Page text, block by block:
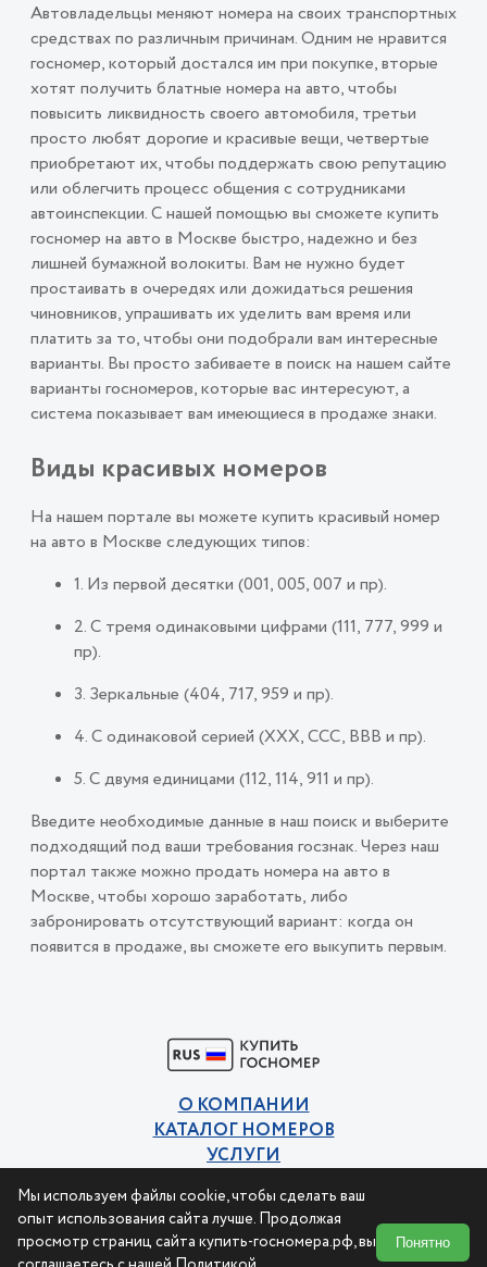
Автовладельцы меняют номера на своих транспортных
средствах по различным причинам. Одним не нравится
госномер, который достался им при покупке, вторые
хотят получить блатные номера на авто, чтобы
повысить ликвидность своего автомобиля, третьи
просто любят дорогие и красивые вещи, четвертые
приобретают их, чтобы поддержать свою репутацию
или облегчить процесс общения с сотрудниками
автоинспекции. С нашей помощью вы сможете купить
госномер на авто в Москве быстро, надежно и без
лишней бумажной волокиты. Вам не нужно будет
простаивать в очередях или дожидаться решения
чиновников, упрашивать их уделить вам время или
платить за то, чтобы они подобрали вам интересные
варианты. Вы просто забиваете в поиск на нашем сайте
варианты госномеров, которые вас интересуют, а
система показывает вам имеющиеся в продаже знаки.
Виды красивых номеров
На нашем портале вы можете купить красивый номер
на авто в Москве следующих типов:
1. Из первой десятки (001, 005, 007 и пр).
2. С тремя одинаковыми цифрами (111, 777, 999 и
пр).
3. Зеркальные (404, 717, 959 и пр).
4. С одинаковой серией (ХХХ, ССС, ВВВ и пр).
5. С двумя единицами (112, 114, 911 и пр).
Введите необходимые данные в наш поиск и выберите
подходящий под ваши требования госзнак. Через наш
портал также можно продать номера на авто в
Москве, чтобы хорошо заработать, либо
забронировать отсутствующий вариант: когда он
появится в продаже, вы сможете его выкупить первым.
Мы используем файлы cookie, чтобы сделать ваш
опыт использования сайта лучше. Продолжая
просмотр страниц сайта купить-госномера.рф, вы
Понятно
О КОМПАНИИ
КАТАЛОГ НОМЕРОВ
УСЛУГИ
Политика конфиденциальности
Пользовательское соглашение